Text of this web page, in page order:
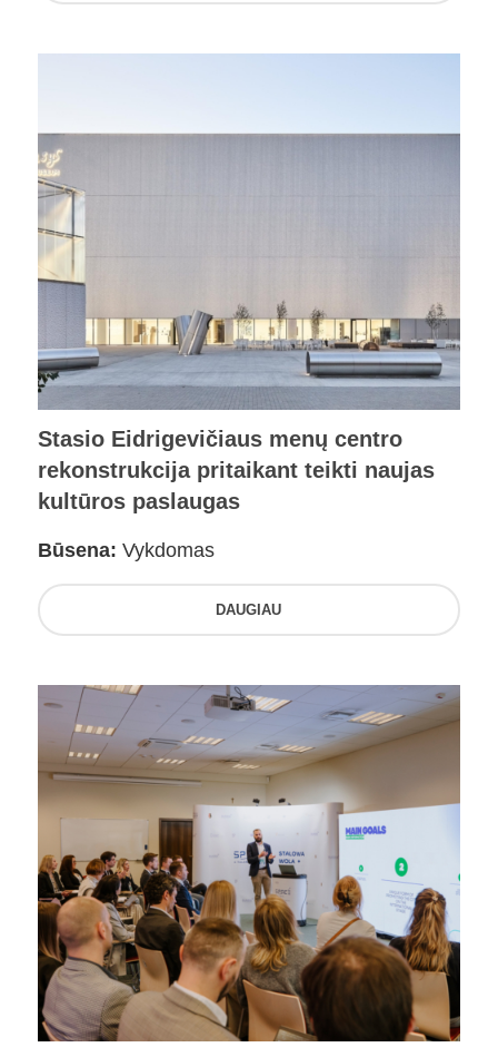
Stasio Eidrigevičiaus menų centro
rekonstrukcija pritaikant teikti naujas
kultūros paslaugas
Būsena: Vykdomas
DAUGIAU